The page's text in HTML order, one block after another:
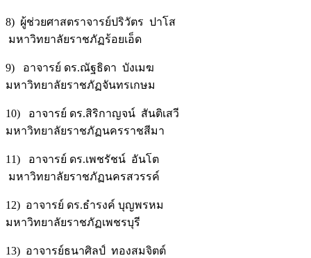
8) ผู้ช่วยศาสตราจารย์ปริวัตร ปาโส
มหาวิทยาลัยราชภัฏร้อยเอ็ด
9) อาจารย์ ดร.ณัฐธิดา บังเมฆ
มหาวิทยาลัยราชภัฏจันทรเกษม
10) อาจารย์ ดร.สิริกาญจน์ สันติเสวี
มหาวิทยาลัยราชภัฏนครราชสีมา
11) อาจารย์ ดร.เพชรัชน์ อันโต
มหาวิทยาลัยราชภัฏนครสวรรค์
12) อาจารย์ ดร.ธำรงค์ บุญพรหม
มหาวิทยาลัยราชภัฏเพชรบุรี
13) อาจารย์ธนาศิลป์ ทองสมจิตต์